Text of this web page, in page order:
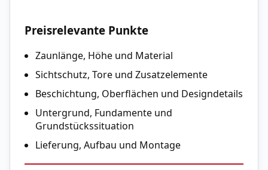
Preisrelevante Punkte
Zaunlänge, Höhe und Material
Sichtschutz, Tore und Zusatzelemente
Beschichtung, Oberflächen und Designdetails
Untergrund, Fundamente und
Grundstückssituation
Lieferung, Aufbau und Montage